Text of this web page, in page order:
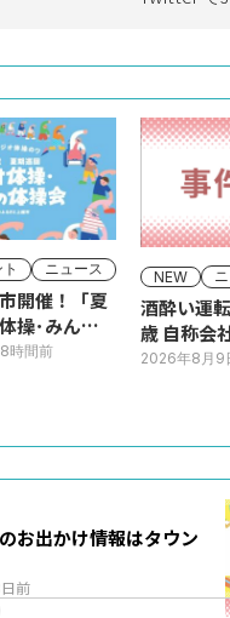
ニュース
開催！「夏
操･みんな
16日(日)
時間前
NEW
酒酔い運
歳 自称会
犯逮捕
2026年8月9
前
お出かけ情報はタウン